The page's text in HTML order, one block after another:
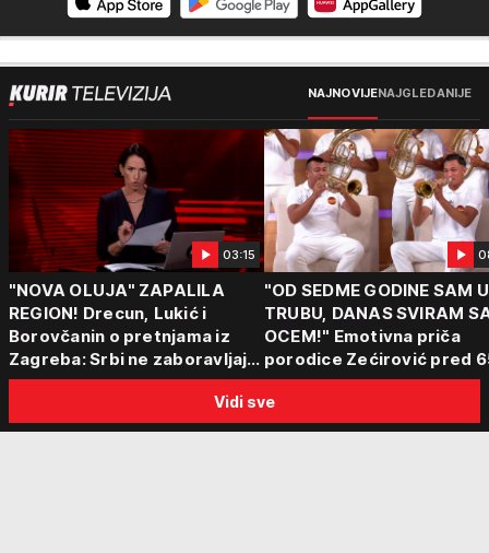
NAJNOVIJENAJGLEDANIJE
03:15
"NOVA OLUJA" ZAPALILA
REGION! Drecun, Lukić i
Borovčanin o pretnjama iz
Zagreba: Srbi ne zaboravljaju
progon
"OD SEDME GODINE SAM
TRUBU, DANAS SVIRAM
OCEM!" Emotivna priča
porodice Zećirović pred
Sabor trubača u Guči
Vidi sve